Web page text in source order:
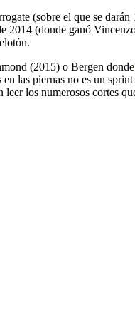
(sobre el que se
2014 (donde ganó
(2015) o Bergen donde
las piernas no es un
los numerosos cortes